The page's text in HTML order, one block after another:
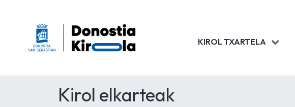
KIROL TXARTELA
Kirol elkarteak